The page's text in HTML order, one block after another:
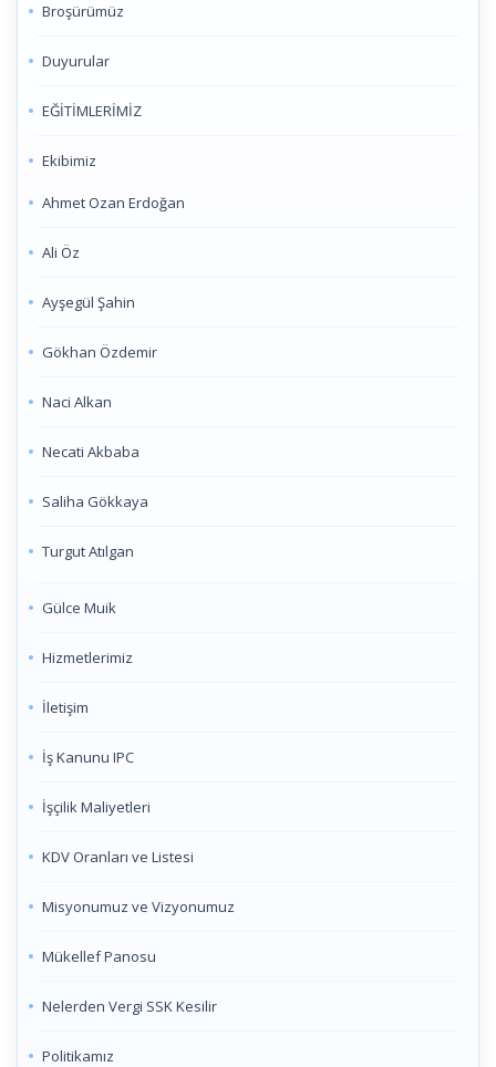
Broşürümüz
Duyurular
EĞİTİMLERİMİZ
Ekibimiz
Ahmet Ozan Erdoğan
Ali Öz
Ayşegül Şahin
Gökhan Özdemir
Naci Alkan
Necati Akbaba
Saliha Gökkaya
Turgut Atılgan
Gülce Muik
Hizmetlerimiz
İletişim
İş Kanunu IPC
İşçilik Maliyetleri
KDV Oranları ve Listesi
Misyonumuz ve Vizyonumuz
Mükellef Panosu
Nelerden Vergi SSK Kesilir
Politikamız